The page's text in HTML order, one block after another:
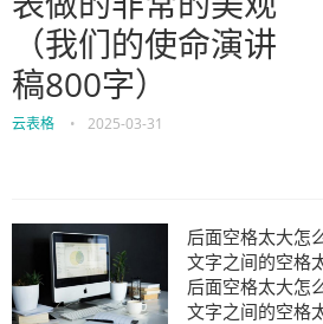
（我们的使命演讲
稿800字）
云表格 • 2025-03-31
后面空格太大怎
文字之间的空格
后面空格太大怎
文字之间的空格